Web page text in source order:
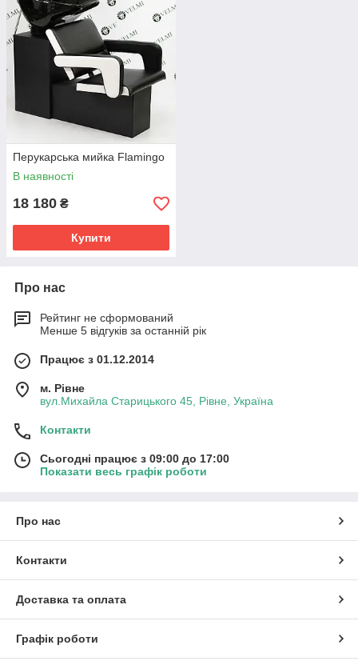
Перукарська мийка Flamingo
В наявності
18 180 ₴
Купити
Про нас
Рейтинг не сформований
Менше 5 відгуків за останній рік
Працює з 01.12.2014
м. Рівне
вул.Михайла Старицького 45, Рівне, Україна
Контакти
Сьогодні працює з 09:00 до 17:00
Показати весь графік роботи
Про нас
Контакти
Доставка та оплата
Графік роботи